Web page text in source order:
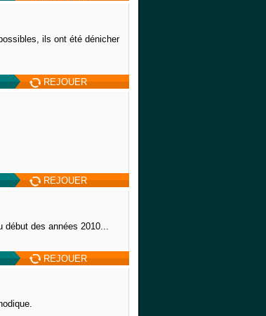
ils ont été dénicher
REJOUER
REJOUER
des années 2010...
REJOUER